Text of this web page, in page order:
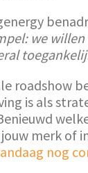
we
roadshow
is als
merk of
nog